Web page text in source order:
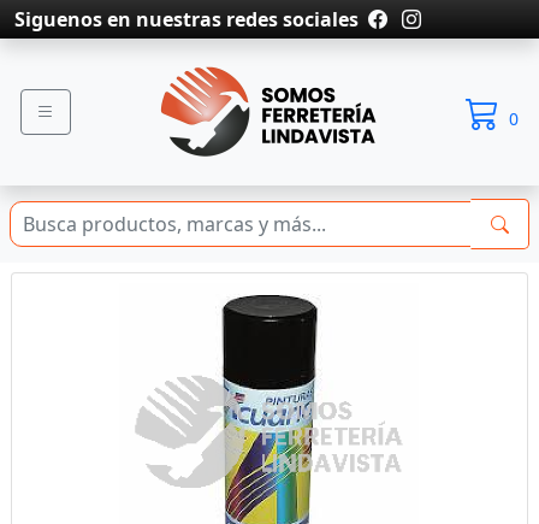
Siguenos en nuestras redes sociales
0